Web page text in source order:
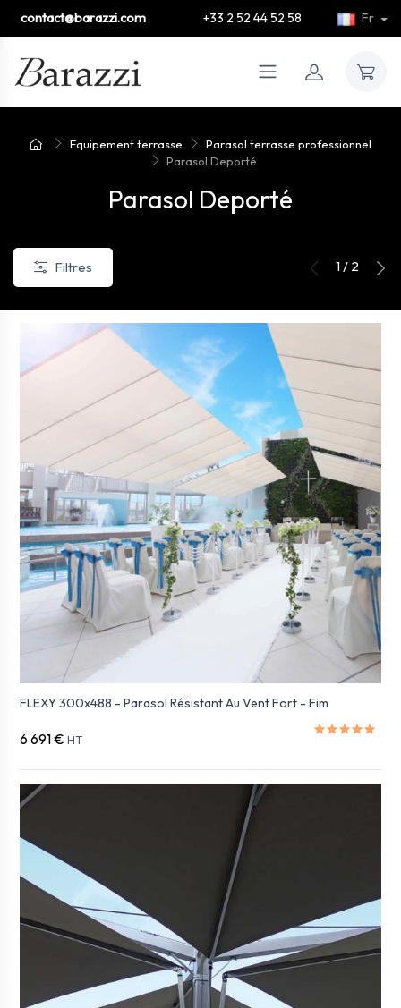
contact@barazzi.com +33 2 52 44 52 58 Fr
Equipement terrasse
Parasol terrasse professionnel
Parasol Deporté
Parasol Deporté
Filtres 1 / 2
FLEXY 300x488 - Parasol Résistant Au Vent Fort - Fim
6 691 € HT